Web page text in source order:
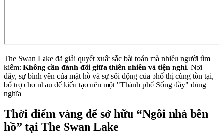
The Swan Lake đã giải quyết xuất sắc bài toán mà nhiều người tìm
kiếm: Không cần đánh đổi giữa thiên nhiên và tiện nghi. Nơi
đây, sự bình yên của mặt hồ và sự sôi động của phố thị cùng tồn tại,
bổ trợ cho nhau để kiến tạo nên một "Thành phố Sống đầy" đúng
nghĩa.
Thời điểm vàng để sở hữu “Ngôi nhà bên
hồ” tại The Swan Lake